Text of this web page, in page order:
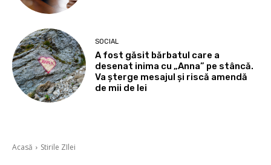
SOCIAL
A fost găsit bărbatul care a
desenat inima cu „Anna” pe stâncă.
Va șterge mesajul și riscă amendă
de mii de lei